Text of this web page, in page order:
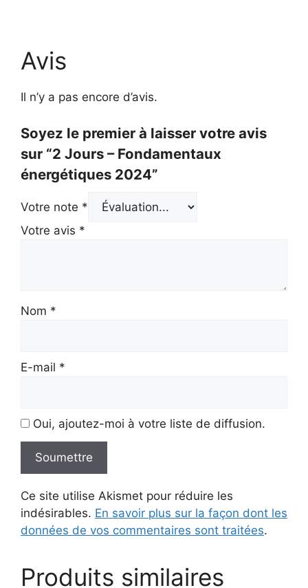
Avis
Il n’y a pas encore d’avis.
Soyez le premier à laisser votre avis
sur “2 Jours – Fondamentaux
énergétiques 2024”
Votre note *
Votre avis *
Nom *
E-mail *
Oui, ajoutez-moi à votre liste de diffusion.
Ce site utilise Akismet pour réduire les
indésirables. En savoir plus sur la façon dont les
données de vos commentaires sont traitées.
Produits similaires